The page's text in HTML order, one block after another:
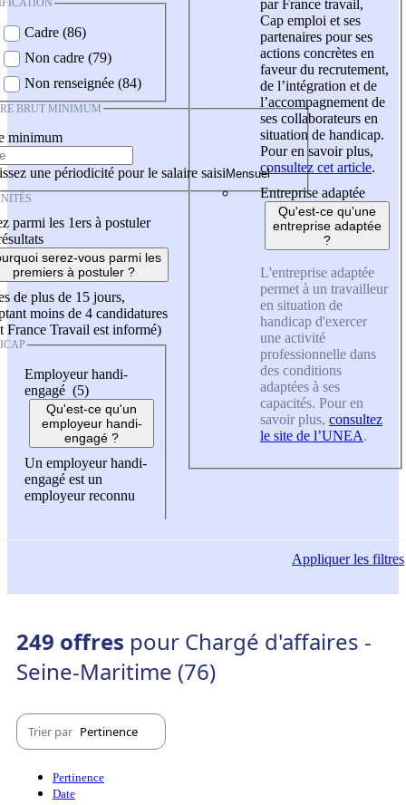
Cadre (86)
Non cadre (79)
Non renseignée (84)
BRUT MINIMUM
minimum
une périodicité pour le salaire saisi
parmi les 1ers à postuler
serez-vous parmi les
premiers à postuler ?
de plus de 15 jours,
moins de 4 candidatures
France Travail est informé)
Employeur handi-
engagé (5)
Qu'est-ce qu'un
employeur handi-
engagé ?
Un employeur handi-
engagé est un
employeur reconnu
par France travail,
Cap emploi et ses
partenaires pour ses
actions concrètes en
faveur du recrutement,
de l’intégration et de
l’accompagnement de
ses collaborateurs en
situation de handicap.
Pour en savoir plus,
consultez cet article.
Entreprise adaptée
Qu'est-ce qu'une
entreprise adaptée
?
L'entreprise adaptée
permet à un travailleur
en situation de
handicap d'exercer
une activité
professionnelle dans
des conditions
adaptées à ses
capacités. Pour en
savoir plus, consultez
le site de l’UNEA.
Appliquerles filtres
249 offres pour Chargé d'affaires -
Seine-Maritime (76)
Trier par Pertinence
Pertinence
Date